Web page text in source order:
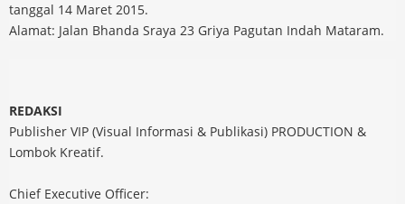
tanggal 14 Maret 2015.
Alamat: Jalan Bhanda Sraya 23 Griya Pagutan Indah Mataram.
REDAKSI
Publisher VIP (Visual Informasi & Publikasi) PRODUCTION &
Lombok Kreatif.
Chief Executive Officer: